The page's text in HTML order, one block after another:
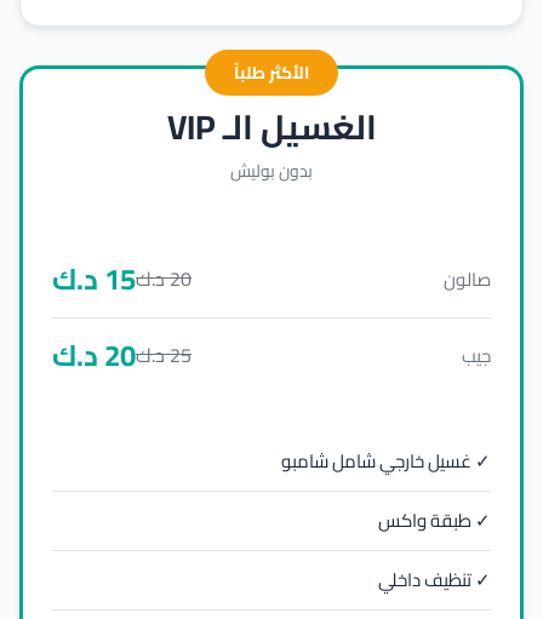
الأكثر طلباً
الغسيل الـ VIP
بدون بوليش
صالون 20د.ك15د.ك
جيب 25د.ك20د.ك
✓ غسيل خارجي شامل شامبو
✓ طبقة واكس
✓ تنظيف داخلي